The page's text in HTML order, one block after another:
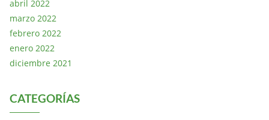
abril 2022
marzo 2022
febrero 2022
enero 2022
diciembre 2021
CATEGORÍAS